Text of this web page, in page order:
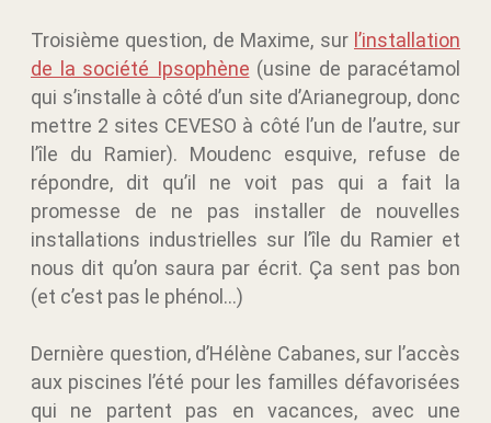
Troisième question, de Maxime, sur l’installation
de la société Ipsophène (usine de paracétamol
qui s’installe à côté d’un site d’Arianegroup, donc
mettre 2 sites CEVESO à côté l’un de l’autre, sur
l’île du Ramier). Moudenc esquive, refuse de
répondre, dit qu’il ne voit pas qui a fait la
promesse de ne pas installer de nouvelles
installations industrielles sur l’île du Ramier et
nous dit qu’on saura par écrit. Ça sent pas bon
(et c’est pas le phénol…)
Dernière question, d’Hélène Cabanes, sur l’accès
aux piscines l’été pour les familles défavorisées
qui ne partent pas en vacances, avec une